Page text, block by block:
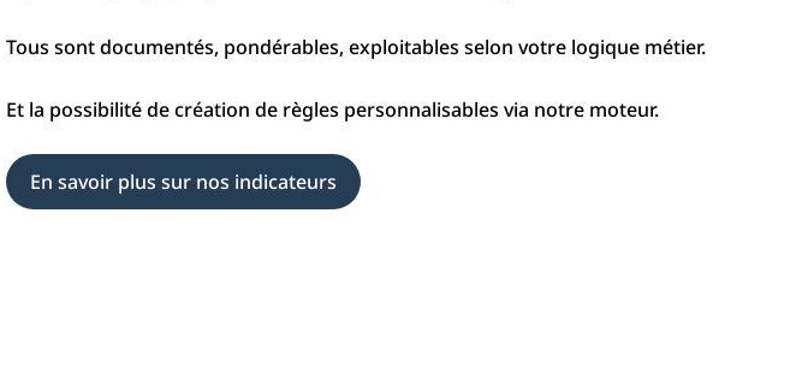
Tous sont documentés, pondérables, exploitables selon votre logique métier.
Et la possibilité de création de règles personnalisables via notre moteur.
En savoir plus sur nos indicateurs